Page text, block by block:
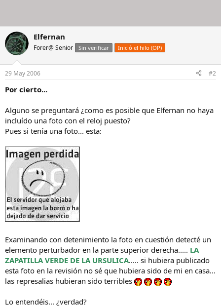
Elfernan
Forer@ Senior Sin verificar Inició el hilo (OP)
29 May 2006 #2
Por cierto...
Alguno se preguntará ¿como es posible que Elfernan no haya
incluído una foto con el reloj puesto?
Pues si tenía una foto... esta:
Examinando con detenimiento la foto en cuestión detecté un
elemento perturbador en la parte superior derecha..... LA
ZAPATILLA VERDE DE LA URSULICA..... si hubiera publicado
esta foto en la revisión no sé que hubiera sido de mi en casa...
las represalias hubieran sido terribles
Lo entendéis... ¿verdad?